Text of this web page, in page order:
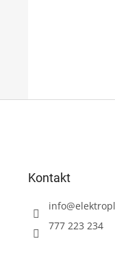
Kontakt
info@
777 223 234